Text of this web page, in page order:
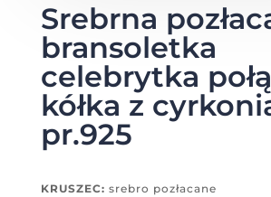
Srebrna
bransoletka
celebrytka
kółka z
pr.925
KRUSZEC: srebro pozłacane